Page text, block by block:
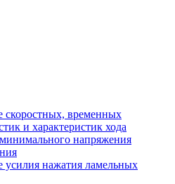
скоростных, временных
и характеристик хода
напряжения
усилия нажатия ламельных